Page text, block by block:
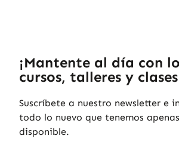
¡Mantente al día con
cursos, talleres y
Suscríbete a nuestro newsletter e
todo lo nuevo que tenemos
disponible.